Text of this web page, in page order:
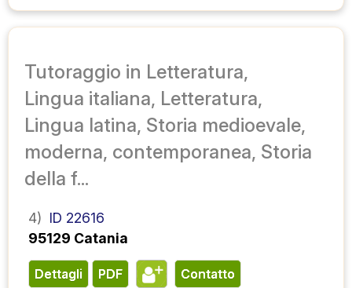
Tutoraggio in Letteratura,
Lingua italiana, Letteratura,
Lingua latina, Storia medioevale,
moderna, contemporanea, Storia
della f...
4) ID 22616
95129 Catania
Dettagli PDF contatto